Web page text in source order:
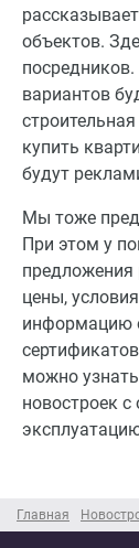
Главная
объектов.
вариантов
купить
будут
Мы тоже
При этом у
предложения
цены,
информацию
можно
новостроек